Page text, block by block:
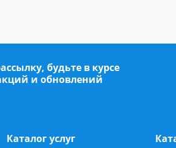
будьте в курсе
и обновлений
Каталог услуг